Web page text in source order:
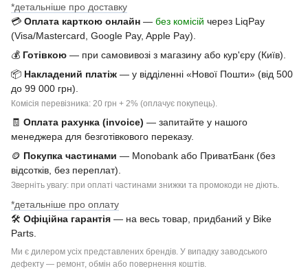
*детальніше про доставку
💳 Оплата карткою онлайн — без комісій через LiqPay
(Visa/Mastercard, Google Pay, Apple Pay).
💰 Готівкою — при самовивозі з магазину або кур'єру (Київ).
📦 Накладений платіж — у відділенні «Нової Пошти» (від 500
до 99 000 грн).
Комісія перевізника: 20 грн + 2% (оплачує покупець).
🧾 Оплата рахунка (invoice) — запитайте у нашого
менеджера для безготівкового переказу.
🪙 Покупка частинами — Monobank або ПриватБанк (без
відсотків, без переплат).
Зверніть увагу: при оплаті частинами знижки та промокоди не діють.
*детальніше про оплату
🛠 Офіційна гарантія — на весь товар, придбаний у Bike
Parts.
Ми є дилером усіх представлених брендів. У випадку заводського
дефекту — ремонт, обмін або повернення коштів.